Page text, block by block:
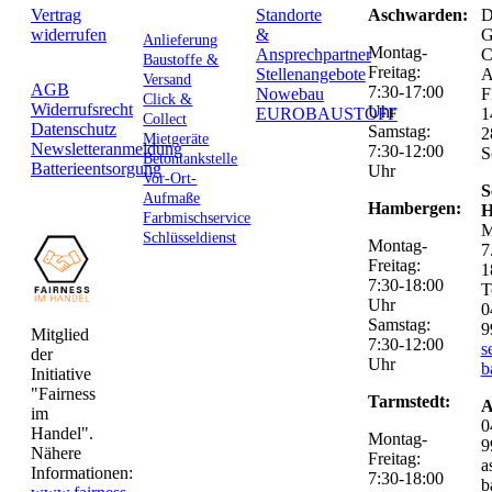
Vertrag
widerrufen
AGB
Widerrufsrecht
Datenschutz
Newsletteranmeldung
Batterieentsorgung
Mitglied
der
Initiative
"Fairness
im
Handel".
Nähere
Informationen:
Anlieferung
Baustoffe &
Versand
Click &
Collect
Mietgeräte
Betontankstelle
Vor-Ort-
Aufmaße
Farbmischservice
Schlüsseldienst
Standorte
&
Ansprechpartner
Stellenangebote
Nowebau
EUROBAUSTOFF
Aschwarden:
Montag-
Freitag:
7:30-17:00
Uhr
Samstag:
7:30-12:00
Uhr
Hambergen:
Montag-
Freitag:
7:30-18:00
Uhr
Samstag:
7:30-12:00
Uhr
Tarmstedt:
Montag-
Freitag:
7:30-18:00